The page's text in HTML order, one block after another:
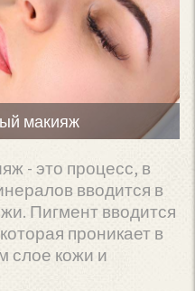
макияж
- это процесс, в
вводится в
Пигмент вводится
проникает в
слое кожи и.